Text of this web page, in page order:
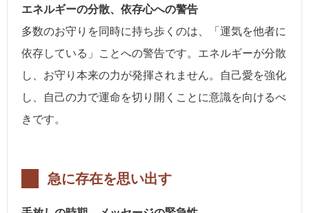
エネルギーの分散、依存心への警告
多数のお守りを同時に持ち歩くのは、「運気を他者に
依存している」ことへの警告です。エネルギーが分散
し、お守り本来の力が発揮されません。自己愛を強化
し、自己の力で運命を切り開くことに意識を向けるべ
きです。
急に存在を思い出す